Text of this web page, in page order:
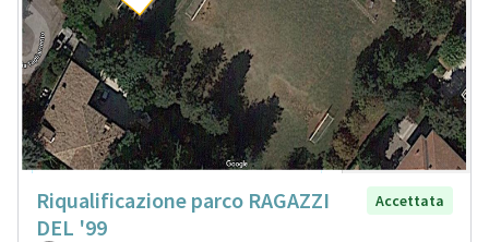
Riqualificazione parco RAGAZZI
DEL '99
Accettata